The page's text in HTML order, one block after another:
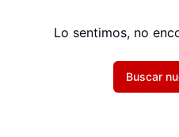
Lo sentimos, no
Buscar